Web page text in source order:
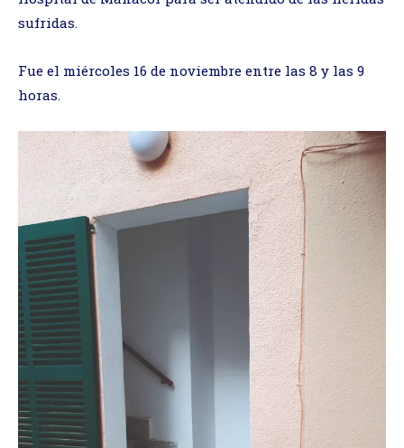
sufridas.
Fue el miércoles 16 de noviembre entre las 8 y las 9
horas.